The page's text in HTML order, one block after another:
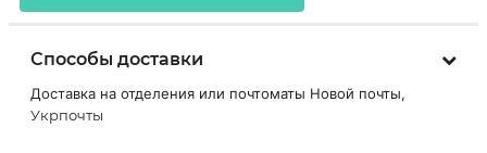
Способы доставки
Доставка на отделения или почтоматы Новой почты,
Укрпочты